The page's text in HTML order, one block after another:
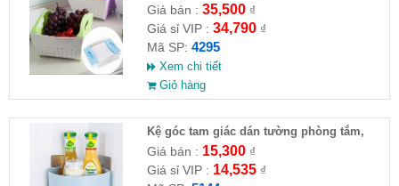
Giá bán : 35,500₫
Giá sỉ VIP : 34,790₫
Mã SP: 4295
Xem chi tiết
Giỏ hàng
Kệ góc tam giác dán tường phòng tắm,
nhà bếp
Giá bán : 15,300₫
Giá sỉ VIP : 14,535₫